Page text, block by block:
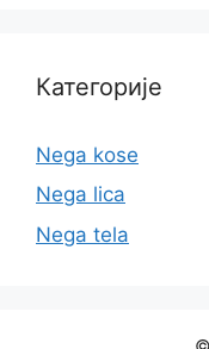
Категорије
Nega kose
Nega lica
Nega tela